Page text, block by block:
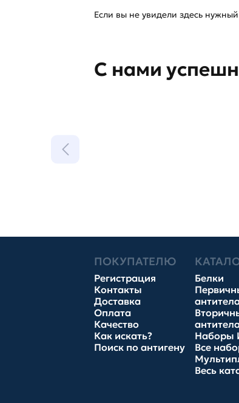
Если вы не увидели здесь
С нами
ПОКУПАТЕЛЮ
Регистрация
Контакты
Доставка
Оплата
Качество
Как искать?
Поиск по антигену
Белки
Наборы
Все
Весь